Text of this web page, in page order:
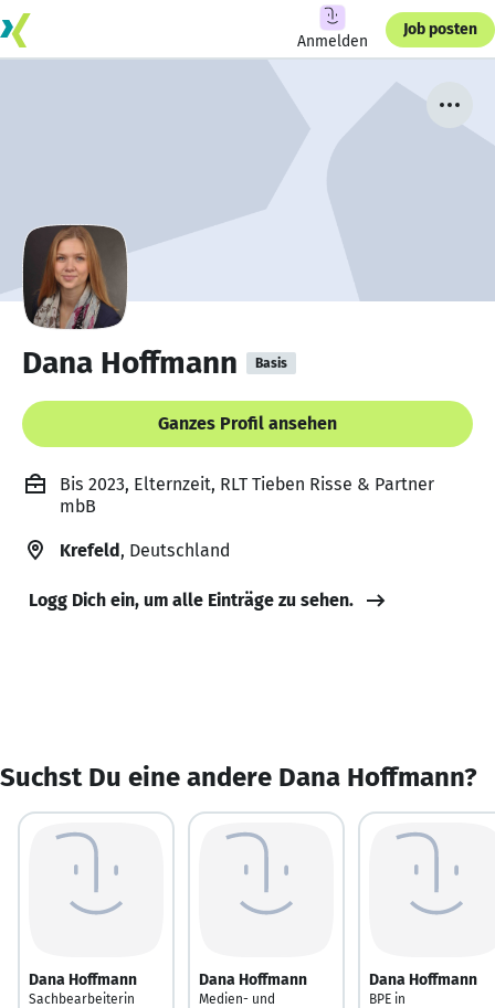
Anmelden
Job posten
Dana Hoffmann Basis
Ganzes Profil ansehen
Bis 2023, Elternzeit, RLT Tieben Risse & Partner
mbB
Krefeld, Deutschland
Logg Dich ein, um alle Einträge zu sehen.
Suchst Du eine andere Dana Hoffmann?
Dana Hoffmann
Sachbearbeiterin
Dana Hoffmann
Medien- und
Dana Hoffmann
BPE in